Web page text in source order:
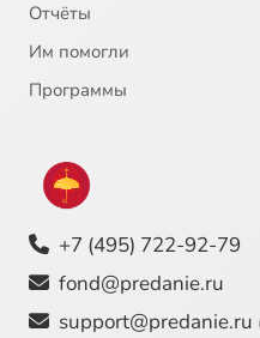
Отчёты
Им помогли
Программы
+7 (495) 722-92-79
fond@predanie.ru
support@predanie.ru